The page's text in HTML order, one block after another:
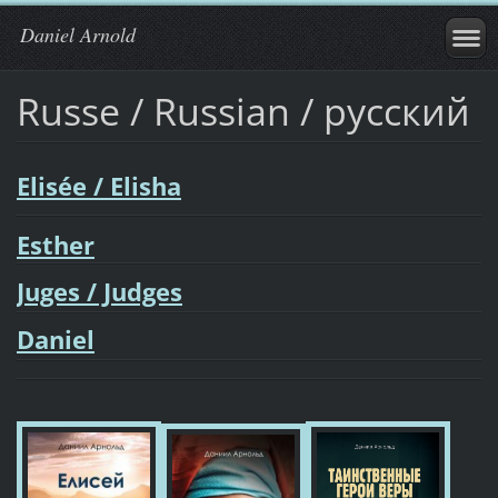
Daniel Arnold
Russe / Russian / русский
Elisée / Elisha
Esther
Juges / Judges
Daniel